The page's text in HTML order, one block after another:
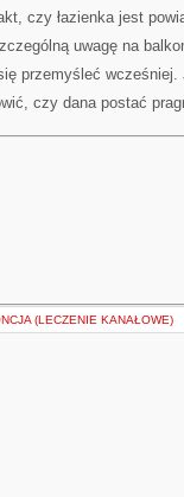
czy łazienka jest
uwagę na
przemyśleć
czy dana postać
(LECZENIE KANAŁOWE)